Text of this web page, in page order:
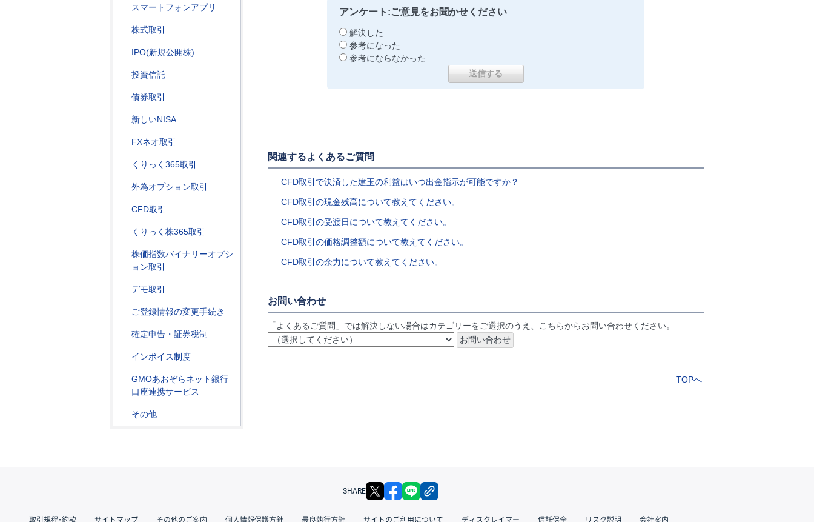
スマートフォンアプリ
株式取引
IPO(新規公開株)
投資信託
債券取引
新しいNISA
FXネオ取引
くりっく365取引
外為オプション取引
CFD取引
くりっく株365取引
株価指数バイナリーオプシ
ョン取引
デモ取引
ご登録情報の変更手続き
確定申告・証券税制
インボイス制度
GMOあおぞらネット銀行
口座連携サービス
その他
アンケート:ご意見をお聞かせください
解決した
参考になった
参考にならなかった
関連するよくあるご質問
CFD取引で決済した建玉の利益はいつ出金指示が可能ですか？
CFD取引の現金残高について教えてください。
CFD取引の受渡日について教えてください。
CFD取引の価格調整額について教えてください。
CFD取引の余力について教えてください。
お問い合わせ
「よくあるご質問」では解決しない場合はカテゴリーをご選択のうえ、こちらからお問い合わせください。
TOPへ
SHARE X facebook
取引規程・約款 サイトマップ その他のご案内 個人情報保護方針 最良執行方針 サイトのご利用について ディスクレイマー 信託保全 リスク説明 会社案内